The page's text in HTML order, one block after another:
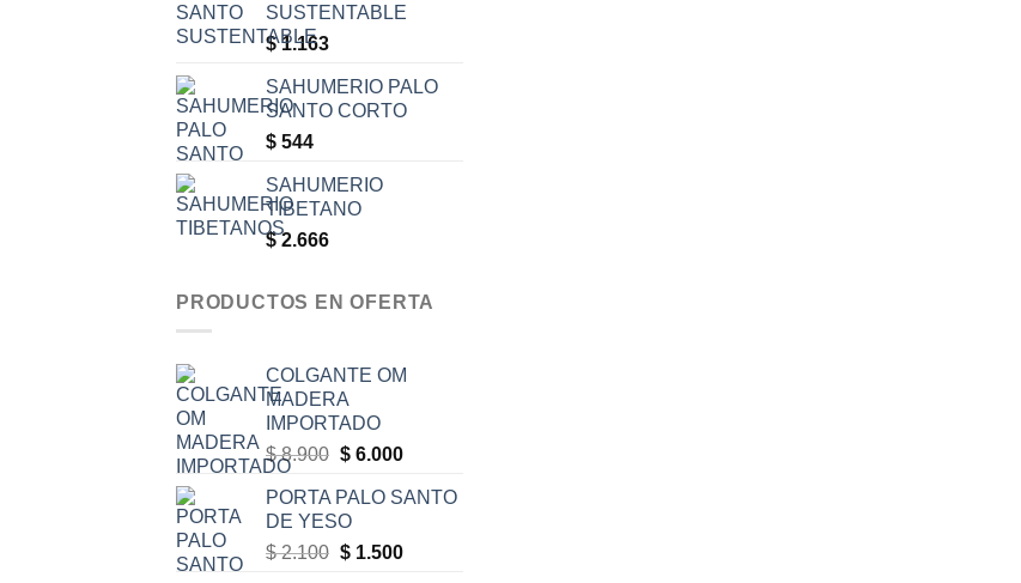
SUSTENTABLE
$1.163
SAHUMERIO PALO
SANTO CORTO
$ 544
SAHUMERIO
TIBETANO
$2.666
PRODUCTOS EN OFERTA
COLGANTE OM
MADERA
IMPORTADO
$8.900 Original
was:
$ 8.900.
$6.000Current
is:
PORTA PALO SANTO
DE YESO
$2.100 Original
$1.500Current